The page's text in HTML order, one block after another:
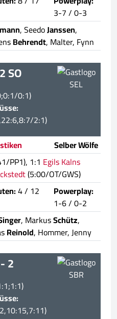
3-7 / 0-3
, SeedoJanssen,
Behrendt, Malter, Fynn
SO
0:1)
2:1)
SEL
Selber Wölfe
PP1), 1:1 Egils Kalns
(5:00/OT/GWS)
4 / 12
Powerplay:
1-6 / 0-2
, MarkusSchütz,
Reinold, Hommer, Jenny
2
SBR